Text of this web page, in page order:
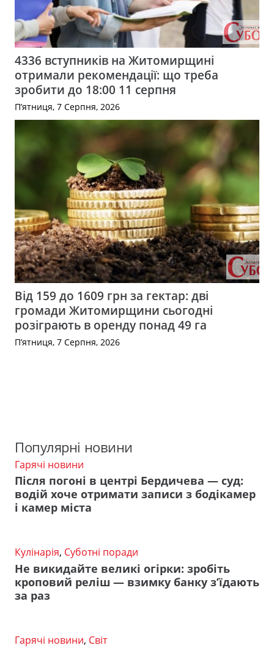
4336 вступників на Житомирщині
отримали рекомендації: що треба
зробити до 18:00 11 серпня
П’ятниця, 7 Серпня, 2026
Від 159 до 1609 грн за гектар: дві
громади Житомирщини сьогодні
розіграють в оренду понад 49 га
П’ятниця, 7 Серпня, 2026
Популярні новини
Гарячі новини
Після погоні в центрі Бердичева — суд:
водій хоче отримати записи з бодікамер
і камер міста
Кулінарія, Суботні поради
Не викидайте великі огірки: зробіть
кроповий реліш — взимку банку з’їдають
за раз
Гарячі новини, Світ